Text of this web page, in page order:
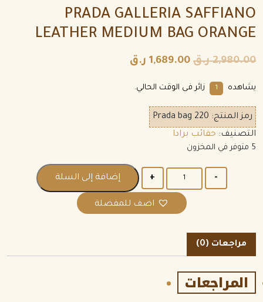
PRADA GALLERIA SAFFIANO
LEATHER MEDIUM BAG ORANGE
2,980.00 ر.ق 1,689.00 ر.ق
يشاهده 1 زائر فى الوقت الحالي.
رمز المنتج: Prada bag 220
التصنيف: حقائب برادا
5 متوفر في المخزون
إضافة إلى السلة
اضف للمفضلة
مراجعات (0)
المراجعات